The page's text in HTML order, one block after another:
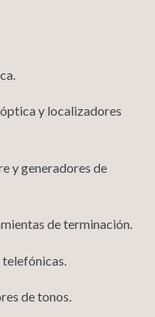
y localizadores
y generadores de
de terminación.
de tonos.